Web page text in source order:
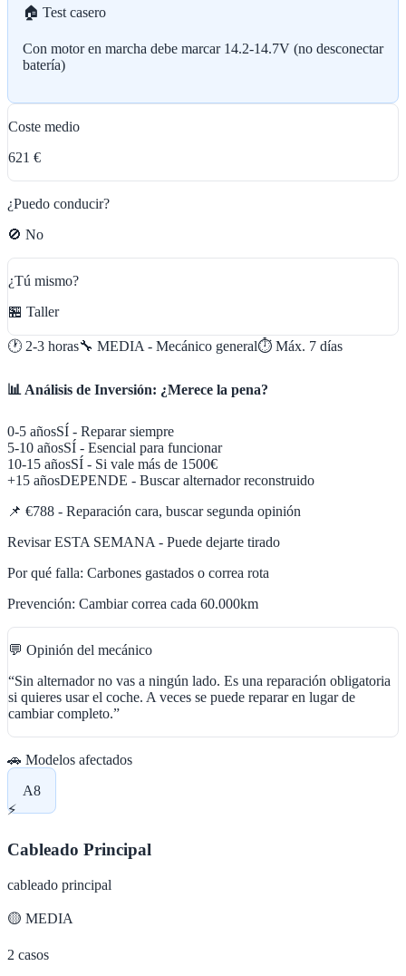
🏠 Test casero
Con motor en marcha debe marcar 14.2-14.7V (no desconectar
batería)
Coste medio
621 €
¿Puedo conducir?
🚫 No
¿Tú mismo?
🏪 Taller
🕐 2-3 horas🔧 MEDIA - Mecánico general⏱️ Máx. 7 días
📊 Análisis de Inversión: ¿Merece la pena?
0-5 añosSÍ - Reparar siempre
5-10 añosSÍ - Esencial para funcionar
10-15 añosSÍ - Si vale más de 1500€
+15 añosDEPENDE - Buscar alternador reconstruido
📌 €788 - Reparación cara, buscar segunda opinión
Revisar ESTA SEMANA - Puede dejarte tirado
Por qué falla: Carbones gastados o correa rota
Prevención: Cambiar correa cada 60.000km
💬 Opinión del mecánico
“Sin alternador no vas a ningún lado. Es una reparación obligatoria
si quieres usar el coche. A veces se puede reparar en lugar de
cambiar completo.”
🚗 Modelos afectados
A8
⚡
Cableado Principal
cableado principal
🟡 MEDIA
2 casos